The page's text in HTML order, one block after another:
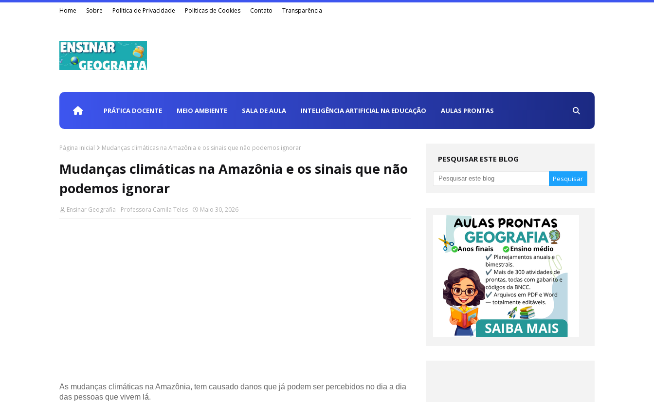
Home Sobre Política de Privacidade Políticas de Cookies Contato Transparência
PRÁTICA DOCENTE MEIO AMBIENTE SALA DE AULA INTELIGÊNCIA ARTIFICIAL NA EDUCAÇÃO AULAS PRONTAS
Página inicial Mudanças climáticas na Amazônia e os sinais que não podemos ignorar
Mudanças climáticas na Amazônia e os sinais que não
podemos ignorar
Ensinar Geografia - Professora Camila Teles Maio 30, 2026
As mudanças climáticas na Amazônia, tem causado danos que já podem ser percebidos no dia a dia
das pessoas que vivem lá.
PESQUISAR ESTE BLOG